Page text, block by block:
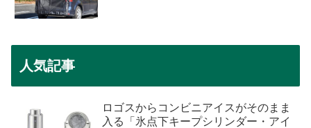
人気記事
ロゴスからコンビニアイスがそのまま
入る「氷点下キープシリンダー・アイ